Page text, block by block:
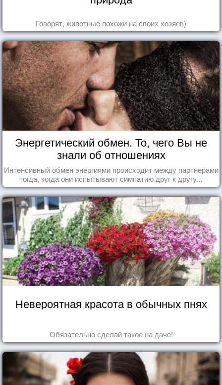
Говорят, животные похожи на своих хозяев)
Энергетический обмен. То, чего Вы не
знали об отношениях
Интенсивный обмен энергиями происходит между партнерами
тогда, когда они испытывают симпатию друг к другу...
Невероятная красота в обычных пнях
Обязательно сделай такое на даче!